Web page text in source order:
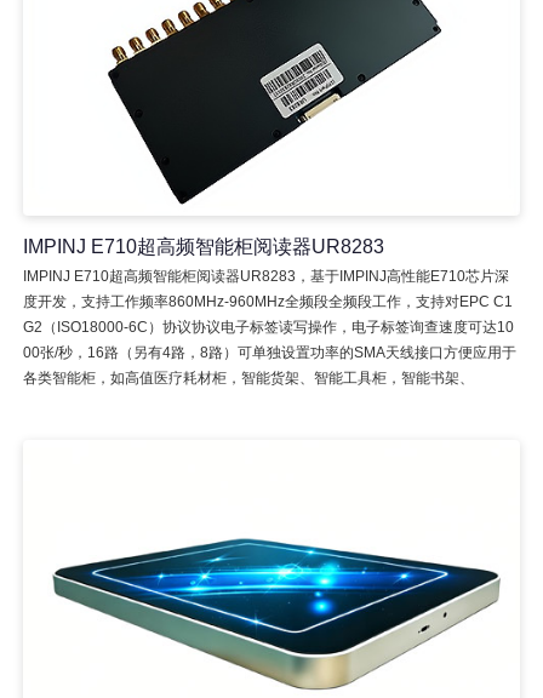
IMPINJ E710超高频智能柜阅读器UR8283
IMPINJ E710超高频智能柜阅读器UR8283，基于IMPINJ高性能E710芯片深
度开发，支持工作频率860MHz-960MHz全频段全频段工作，支持对EPC C1
G2（ISO18000-6C）协议协议电子标签读写操作，电子标签询查速度可达10
00张/秒，16路（另有4路，8路）可单独设置功率的SMA天线接口方便应用于
各类智能柜，如高值医疗耗材柜，智能货架、智能工具柜，智能书架、